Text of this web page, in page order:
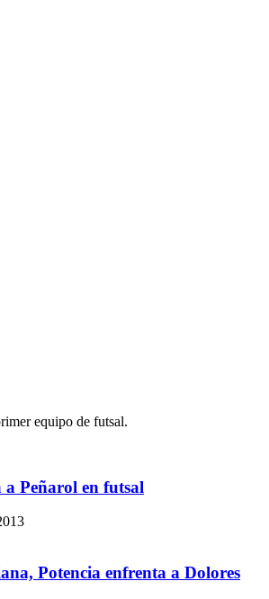
equipo de futsal.
a Peñarol en futsal
Potencia enfrenta a Dolores